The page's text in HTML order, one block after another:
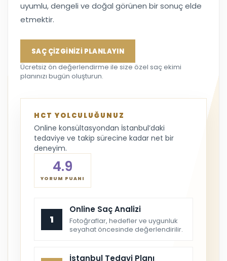
uyumlu, dengeli ve doğal görünen bir sonuç elde
etmektir.
SAÇ ÇİZGİNİZİ PLANLAYIN
Ücretsiz ön değerlendirme ile size özel saç ekimi
planınızı bugün oluşturun.
HCT YOLCULUĞUNUZ
Online konsültasyondan İstanbul’daki
tedaviye ve takip sürecine kadar net bir
deneyim.
4.9
YORUM PUANI
1
Online Saç Analizi
Fotoğraflar, hedefler ve uygunluk
seyahat öncesinde değerlendirilir.
İstanbul Tedavi Planı